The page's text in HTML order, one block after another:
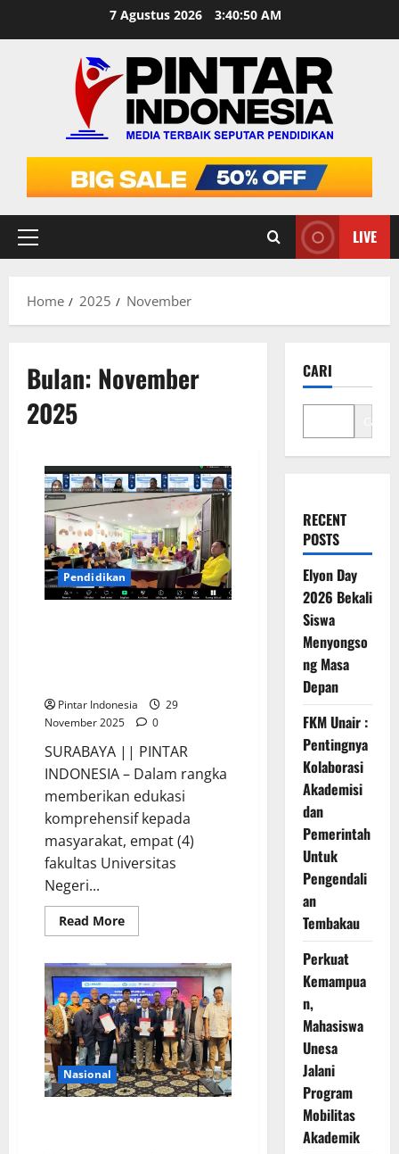
7 Agustus 2026 3:40:51 AM
Primary
LIVE
Home 2025 November
Bulan: November
2025
Pendidikan
Pintar Indonesia
29
November 2025
0
SURABAYA || PINTAR
INDONESIA – Dalam rangka
memberikan edukasi
komprehensif kepada
masyarakat, empat (4)
fakultas Universitas
Negeri...
Read MoreRead
more
dan
Universitas
Terbuka
Luar
Negeri
Berkolaborasi
Berikan
Edukasi
Komprehensif
bagi
Masyarakat
Nasional
CARI
Cari
RECENT
POSTS
Elyon Day
2026 Bekali
Siswa
Menyongso
ng Masa
Depan
FKM Unair :
Pentingnya
Kolaborasi
Akademisi
dan
Pemerintah
Untuk
Pengendali
an
Tembakau
Perkuat
Kemampua
n,
Mahasiswa
Unesa
Jalani
Program
Mobilitas
Akademik